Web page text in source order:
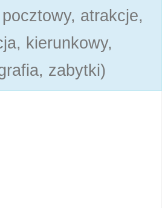
atrakcje,
kierunkowy,
zabytki)